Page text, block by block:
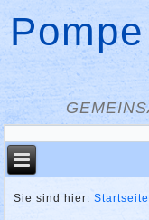
Sie sind hier:Startseite